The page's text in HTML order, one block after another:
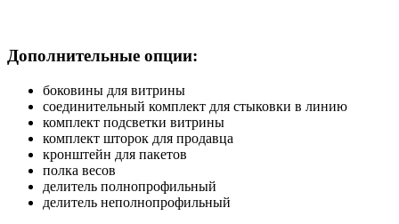
Дополнительные опции:
боковины для витрины
соединительный комплект для стыковки в линию
комплект подсветки витрины
комплект шторок для продавца
кронштейн для пакетов
полка весов
делитель полнопрофильный
делитель неполнопрофильный